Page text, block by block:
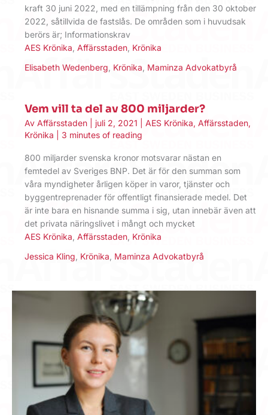
kraft 30 juni 2022, med en tillämpning från den 30 oktober
2022, såtillvida de fastslås. De områden som i huvudsak
berörs är; Informationskrav
AES Krönika Affärsstaden Krönika
Elisabeth Wedenberg Krönika Maminza Advokatbyrå
Vem vill ta del av 800 miljarder?
Av Affärsstaden juli 2, 2021 AES Krönika, Affärsstaden,
Krönika
3 minutes of reading
800 miljarder svenska kronor motsvarar nästan en
femtedel av Sveriges BNP. Det är för den summan som
våra myndigheter årligen köper in varor, tjänster och
byggentreprenader för offentligt finansierade medel. Det
är inte bara en hisnande summa i sig, utan innebär även att
det privata näringslivet i mångt och mycket
AES Krönika Affärsstaden Krönika
Jessica Kling Krönika Maminza Advokatbyrå